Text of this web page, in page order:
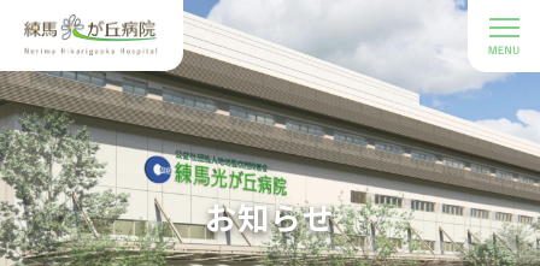
お知らせ